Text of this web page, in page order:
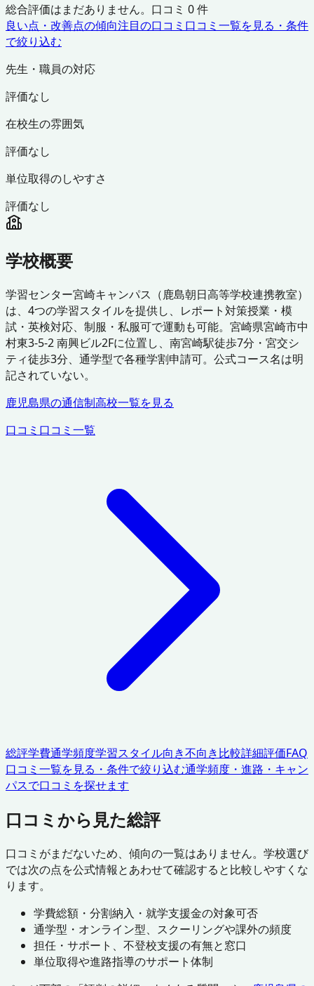
総合評価はまだありません。口コミ 0件
良い点・改善点の傾向注目の口コミ 口コミ一覧を見る・条件
で絞り込む
先生・職員の対応
評価なし
在校生の雰囲気
評価なし
単位取得のしやすさ
評価なし
学校概要
学習センター宮崎キャンパス（鹿島朝日高等学校連携教室）
は、4つの学習スタイルを提供し、レポート対策授業・模
試・英検対応、制服・私服可で運動も可能。宮崎県宮崎市中
村東3-5-2 南興ビル2Fに位置し、南宮崎駅徒歩7分・宮交シ
ティ徒歩3分、通学型で各種学割申請可。公式コース名は明
記されていない。
鹿児島県の通信制高校一覧を見る
口コミ 口コミ一覧
総評学費通学頻度学習スタイル向き不向き比較詳細評価FAQ
口コミ一覧を見る・条件で絞り込む通学頻度・進路・キャン
パスで口コミを探せます
口コミから見た総評
口コミがまだないため、傾向の一覧はありません。学校選び
では次の点を公式情報とあわせて確認すると比較しやすくな
ります。
学費総額・分割納入・就学支援金の対象可否
通学型・オンライン型、スクーリングや課外の頻度
担任・サポート、不登校支援の有無と窓口
単位取得や進路指導のサポート体制